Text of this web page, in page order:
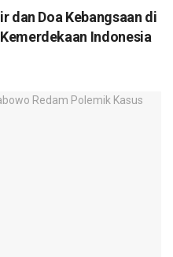
dan Doa Kebangsaan di
Indonesia